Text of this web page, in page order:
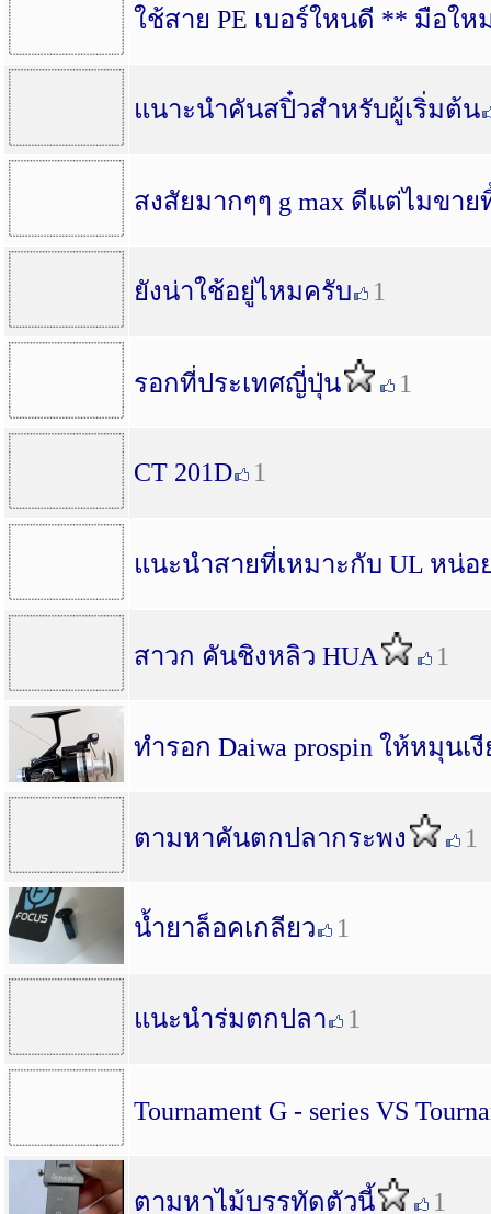
ใช้สาย PE เบอร์ใหนดี ** มือให
แนาะนำคันสปิ๋วสำหรับผู้เริ่มต้น
สงสัยมากๆๆ g max ดีแต่ไมขาย
ยังน่าใช้อยู่ไหมครับ 1
รอกที่ประเทศญี่ปุ่น 1
CT 201D 1
แนะนำสายที่เหมาะกับ UL หน่อ
สาวก คันชิงหลิว HUA 1
ทำรอก Daiwa prospin ให้หมุนเ
ตามหาคันตกปลากระพง 1
น้ำยาล็อคเกลียว 1
แนะนำร่มตกปลา 1
Tournament G - series VS
ตามหาไม้บรรทัดตัวนี้ 1